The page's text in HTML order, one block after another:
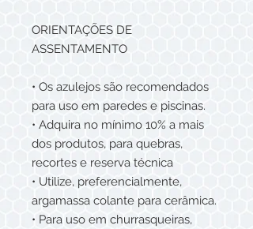
ORIENTAÇÕES DE
ASSENTAMENTO
• Os azulejos são recomendados
para uso em paredes e piscinas.
• Adquira no mínimo 10% a mais
dos produtos, para quebras,
recortes e reserva técnica
• Utilize, preferencialmente,
argamassa colante para cerâmica.
• Para uso em churrasqueiras,